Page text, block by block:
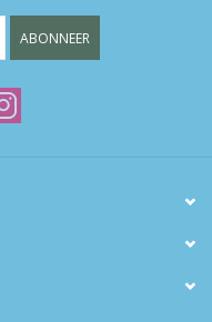
ABONNEER